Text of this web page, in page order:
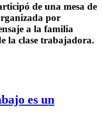
de una mesa de
por
a la familia
la clase trabajadora.
es un